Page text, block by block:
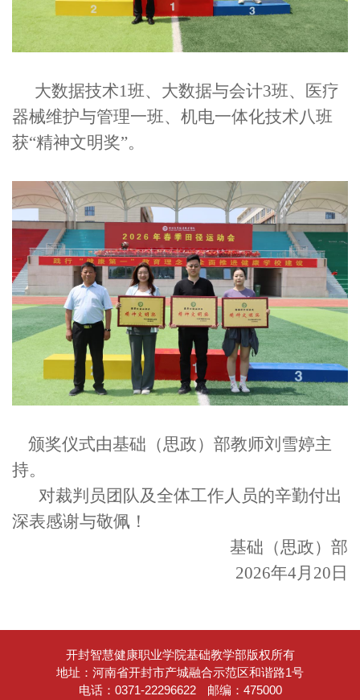
大数据技术1班、大数据与会计3班、医疗
器械维护与管理一班、机电一体化技术八班
获“精神文明奖”。
颁奖仪式由基础（思政）部教师刘雪婷主
持。
对裁判员团队及全体工作人员的辛勤付出
深表感谢与敬佩！
基础（思政）部
2026年4月20日
开封智慧健康职业学院基础教学部版权所有
地址：河南省开封市产城融合示范区和谐路1号
电话：0371-22296622
邮编：475000